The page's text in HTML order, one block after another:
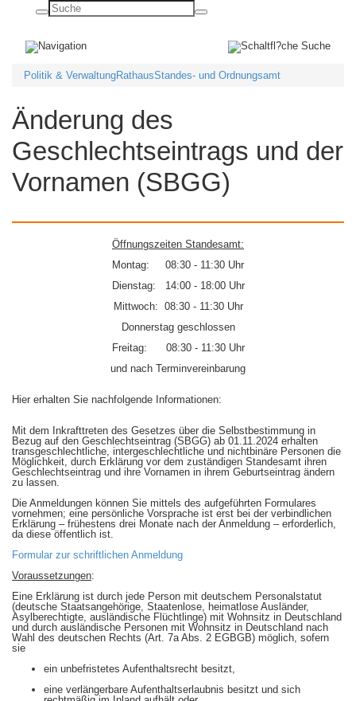
Basisnavigation
ein-/ausblenden
Politik & VerwaltungRathausStandes- und Ordnungsamt
Änderung des
Geschlechtseintrags und der
Vornamen (SBGG)
Öffnungszeiten Standesamt:
Montag: 08:30 - 11:30 Uhr
Dienstag: 14:00 - 18:00 Uhr
Mittwoch: 08:30 - 11:30 Uhr
Donnerstag geschlossen
Freitag: 08:30 - 11:30 Uhr
und nach Terminvereinbarung
Hier erhalten Sie nachfolgende Informationen:
Mit dem Inkrafttreten des Gesetzes über die Selbstbestimmung in
Bezug auf den Geschlechtseintrag (SBGG) ab 01.11.2024 erhalten
transgeschlechtliche, intergeschlechtliche und nichtbinäre Personen die
Möglichkeit, durch Erklärung vor dem zuständigen Standesamt ihren
Geschlechtseintrag und ihre Vornamen in ihrem Geburtseintrag ändern
zu lassen.
Die Anmeldungen können Sie mittels des aufgeführten Formulares
vornehmen; eine persönliche Vorsprache ist erst bei der verbindlichen
Erklärung – frühestens drei Monate nach der Anmeldung – erforderlich,
da diese öffentlich ist.
Formular zur schriftlichen Anmeldung
Voraussetzungen:
Eine Erklärung ist durch jede Person mit deutschem Personalstatut
(deutsche Staatsangehörige, Staatenlose, heimatlose Ausländer,
Asylberechtigte, ausländische Flüchtlinge) mit Wohnsitz in Deutschland
und durch ausländische Personen mit Wohnsitz in Deutschland nach
Wahl des deutschen Rechts (Art. 7a Abs. 2 EGBGB) möglich, sofern
sie
ein unbefristetes Aufenthaltsrecht besitzt,
eine verlängerbare Aufenthaltserlaubnis besitzt und sich